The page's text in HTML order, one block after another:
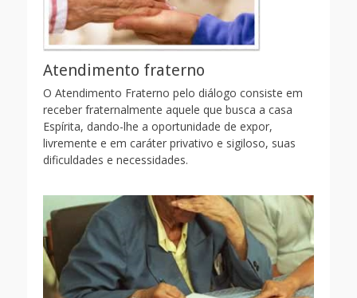
Atendimento fraterno
O Atendimento Fraterno pelo diálogo consiste em
receber fraternalmente aquele que busca a casa
Espírita, dando-lhe a oportunidade de expor,
livremente e em caráter privativo e sigiloso, suas
dificuldades e necessidades.